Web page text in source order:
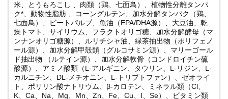
米、とうもろこし 、肉類（鶏、七面鳥）、植物性分離タンパ
ク*、動物性脂肪 、コーングルテン、加水分解タンパク（鶏、
七面鳥）、ビートパルプ、魚油（EPA/DHA源）、大豆油、乾
燥トマト、サイリウム、フラクトオリゴ糖、加水分解酵母（マ
ンナンオリゴ糖源）、ルリチシャ油、緑茶抽出物（ポリフェノ
ール源）、加水分解甲殻類（グルコサミン源）、マリーゴール
ド抽出物 （ルテイン源）、加水分解軟骨（コンドロイチン硫
酸源）、アミノ酸類（L-アルギニン、タウリン、L-リジン、L-
カルニチン、DL-メチオニン、L-トリプトファン）、ゼオライ
ト、ポリリン酸ナトリウム、β-カロテン、ミネラル類（Cl、
K、Ca、Na、Mg、Mn、Zn、Fe、Cu、I、Se）、ビタミン類